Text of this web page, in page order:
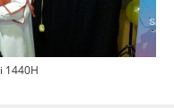
1440H